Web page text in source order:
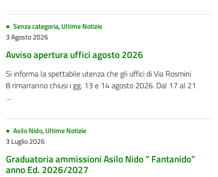
Senza categoria,Ultime Notizie
3 Agosto 2026
Avviso apertura uffici agosto 2026
Si informa la spettabile utenza che gli uffici di Via Rosmini
8 rimarranno chiusi i gg. 13 e 14 agosto 2026. Dal 17 al 21
…
Asilo Nido,Ultime Notizie
3 Luglio 2026
Graduatoria ammissioni Asilo Nido ” Fantanido”
anno Ed. 2026/2027